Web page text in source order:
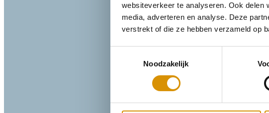
websiteverkeer te analyseren. Ook
media, adverteren en analyse. Deze
verstrekt of die ze hebben verzameld op
Noodzakelijk